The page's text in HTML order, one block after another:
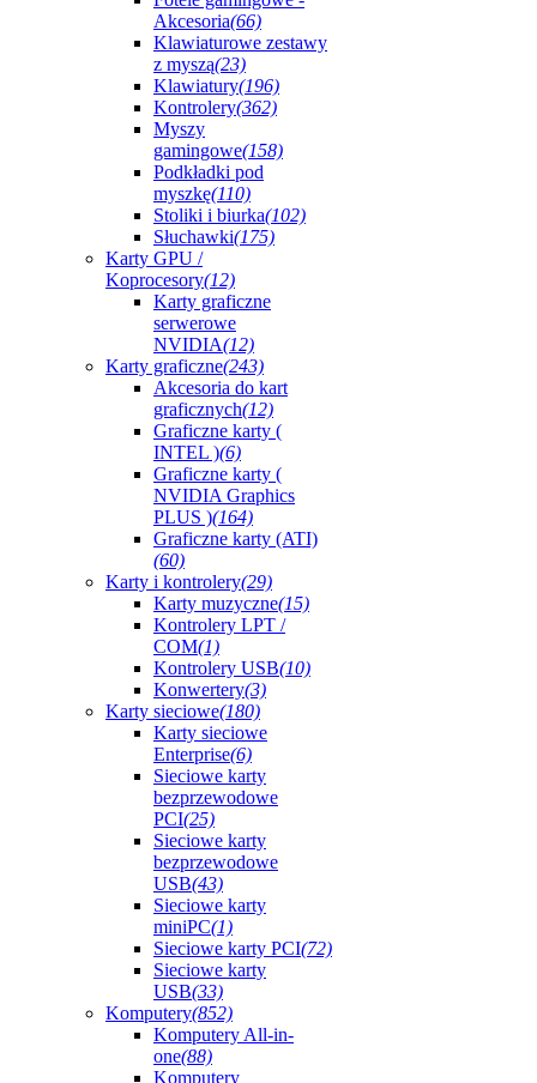
Akcesoria(66)
Klawiaturowe zestawy
z myszą(23)
Klawiatury(196)
Kontrolery(362)
Myszy
gamingowe(158)
Podkładki pod
myszkę(110)
Stoliki i biurka(102)
Słuchawki(175)
Karty GPU /
Koprocesory(12)
Karty graficzne
serwerowe
NVIDIA(12)
Karty graficzne(243)
Akcesoria do kart
graficznych(12)
Graficzne karty (
INTEL )(6)
Graficzne karty (
NVIDIA Graphics
PLUS )(164)
Graficzne karty (ATI)
(60)
Karty i kontrolery(29)
Karty muzyczne(15)
Kontrolery LPT /
COM(1)
Kontrolery USB(10)
Konwertery(3)
Karty sieciowe(180)
Karty sieciowe
Enterprise(6)
Sieciowe karty
bezprzewodowe
PCI(25)
Sieciowe karty
bezprzewodowe
USB(43)
Sieciowe karty
miniPC(1)
Sieciowe karty PCI(72)
Sieciowe karty
USB(33)
Komputery(852)
Komputery All-in-
one(88)
Komputery